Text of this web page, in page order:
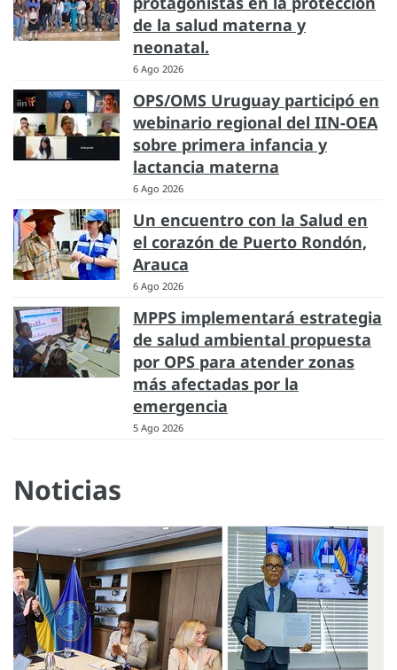
de la salud materna y
neonatal.
6 Ago 2026
OPS/OMS Uruguay participó en
webinario regional del IIN-OEA
sobre primera infancia y
lactancia materna
6 Ago 2026
Un encuentro con la Salud en
el corazón de Puerto Rondón,
Arauca
6 Ago 2026
MPPS implementará estrategia
de salud ambiental propuesta
por OPS para atender zonas
más afectadas por la
emergencia
5 Ago 2026
Noticias